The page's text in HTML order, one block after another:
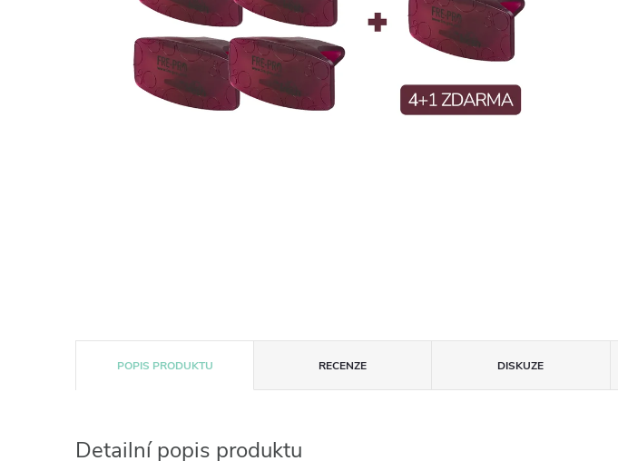
POPIS PRODUKTU RECENZE DISKUZE
Detailní popis produktu